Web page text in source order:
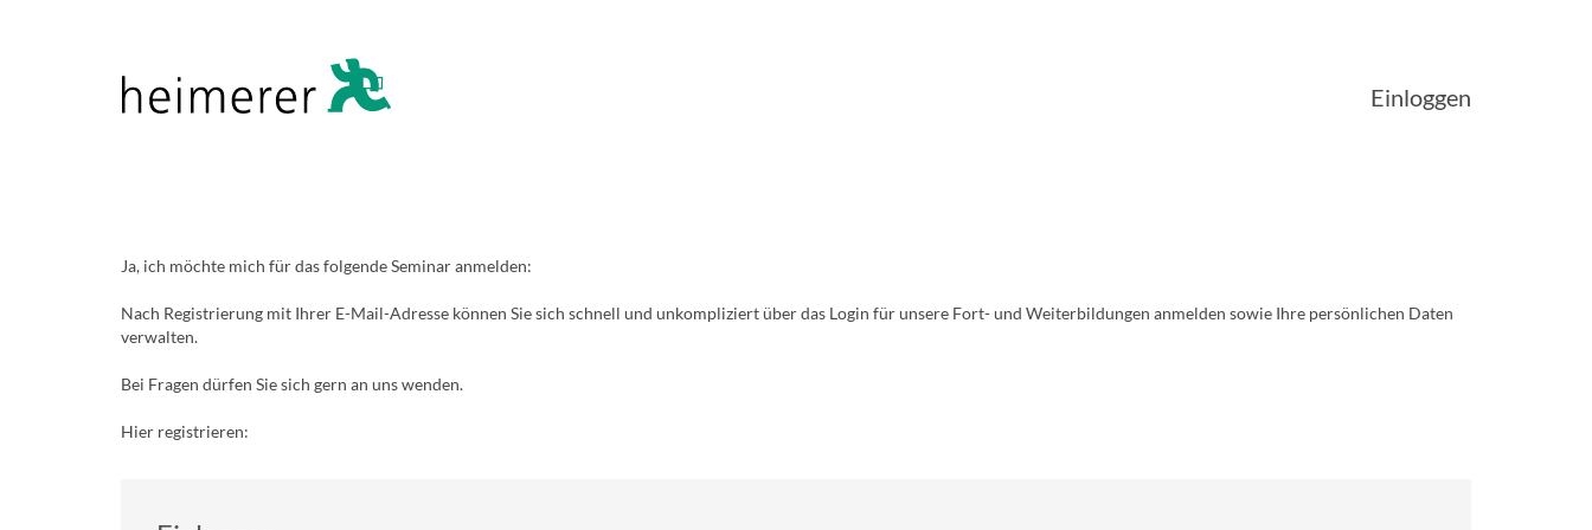
Einloggen
Ja, ich möchte mich für das folgende Seminar anmelden:
Nach Registrierung mit Ihrer E-Mail-Adresse können Sie sich schnell und unkompliziert über das Login für unsere Fort- und Weiterbildungen anmelden sowie Ihre persönlichen Daten
verwalten.
Bei Fragen dürfen Sie sich gern an uns wenden.
Hier registrieren: